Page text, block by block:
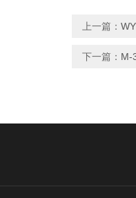
上一篇：
下一篇： M-